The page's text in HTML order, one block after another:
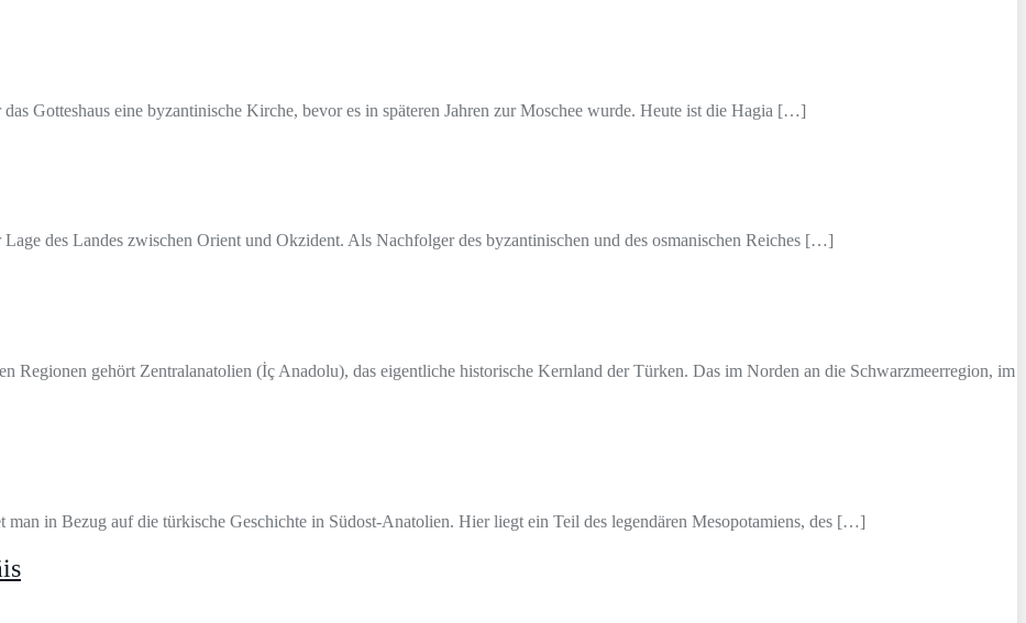
Gotteshaus eine byzantinische Kirche, bevor es in späteren Jahren zur Moschee wurde. Heute ist die Hagia […]
des Landes zwischen Orient und Okzident. Als Nachfolger des byzantinischen und des osmanischen Reiches […]
Regionen gehört Zentralanatolien (İç Anadolu), das eigentliche historische Kernland der Türken. Das im Norden an die Schwarzmeerregion, im
in Bezug auf die türkische Geschichte in Südost-Anatolien. Hier liegt ein Teil des legendären Mesopotamiens, des […]